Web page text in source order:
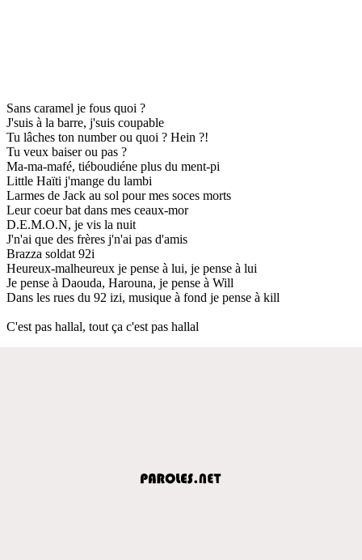
Sans caramel je fous quoi ?
J'suis à la barre, j'suis coupable
Tu lâches ton number ou quoi ? Hein ?!
Tu veux baiser ou pas ?
Ma-ma-mafé, tiéboudiéne plus du ment-pi
Little Haïti j'mange du lambi
Larmes de Jack au sol pour mes soces morts
Leur coeur bat dans mes ceaux-mor
D.E.M.O.N, je vis la nuit
J'n'ai que des frères j'n'ai pas d'amis
Brazza soldat 92i
Heureux-malheureux je pense à lui, je pense à lui
Je pense à Daouda, Harouna, je pense à Will
Dans les rues du 92 izi, musique à fond je pense à kill
C'est pas hallal, tout ça c'est pas hallal